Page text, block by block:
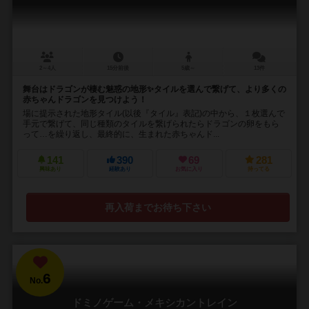
舞台はドラゴンが棲む魅惑の地形✨タイルを選んで繋げて、より多くの
赤ちゃんドラゴンを見つけよう！
場に提示された地形タイル(以後『タイル』表記)の中から、１枚選んで
手元で繋げて、同じ種類のタイルを繋げられたらドラゴンの卵をもら
って…を繰り返し、最終的に、生まれた赤ちゃんド...
141
興味あり
390
経験あり
69
お気に入り
281
持ってる
再入荷までお待ち下さい
No.6
ドミノゲーム・メキシカントレイン